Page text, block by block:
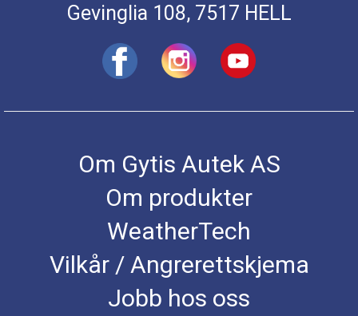
Gevinglia 108, 7517 HELL
Om Gytis Autek AS
Om produkter
WeatherTech
Vilkår / Angrerettskjema
Jobb hos oss